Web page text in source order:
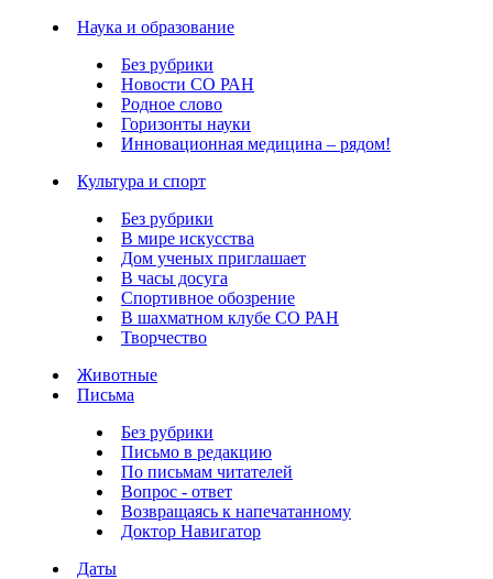
Наука и образование
Без рубрики
Новости СО РАН
Родное слово
Горизонты науки
Инновационная медицина – рядом!
Культура и спорт
Без рубрики
В мире искусства
Дом ученых приглашает
В часы досуга
Спортивное обозрение
В шахматном клубе СО РАН
Творчество
Животные
Письма
Без рубрики
Письмо в редакцию
По письмам читателей
Вопрос - ответ
Возвращаясь к напечатанному
Доктор Навигатор
Даты